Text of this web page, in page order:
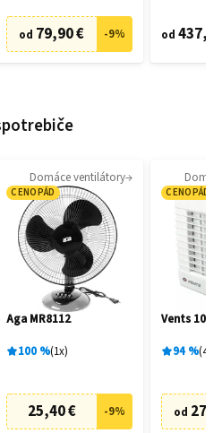
od 79,90 € -9% od
Domáce ventilátory
CENOPÁD
Aga MR8112
100% 1x
25,40 € -9%
CENOPÁD
Vents 100
94% 4
od